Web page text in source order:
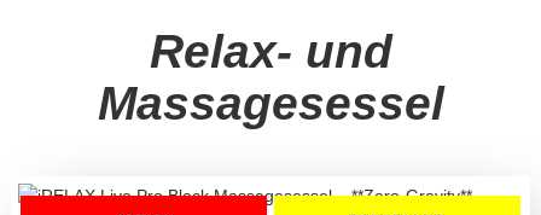
Relax- und
Massagesessel